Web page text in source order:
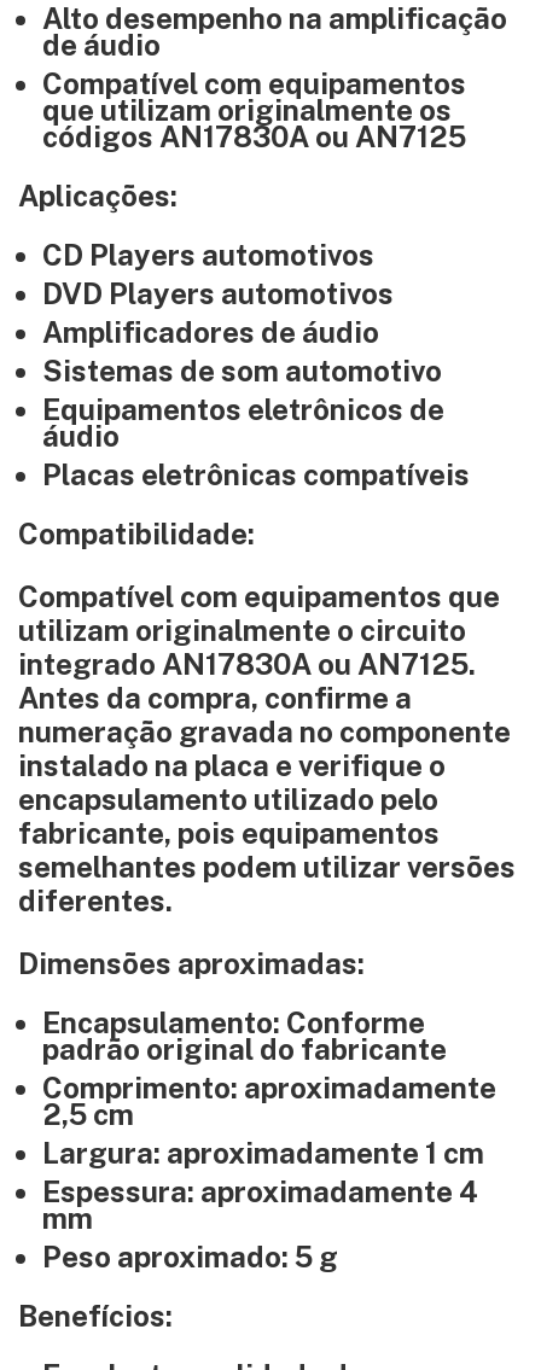
Alto desempenho na amplificação
de áudio
Compatível com equipamentos
que utilizam originalmente os
códigos AN17830A ou AN7125
Aplicações:
CD Players automotivos
DVD Players automotivos
Amplificadores de áudio
Sistemas de som automotivo
Equipamentos eletrônicos de
áudio
Placas eletrônicas compatíveis
Compatibilidade:
Compatível com equipamentos que
utilizam originalmente o circuito
integrado AN17830A ou AN7125.
Antes da compra, confirme a
numeração gravada no componente
instalado na placa e verifique o
encapsulamento utilizado pelo
fabricante, pois equipamentos
semelhantes podem utilizar versões
diferentes.
Dimensões aproximadas:
Encapsulamento: Conforme
padrão original do fabricante
Comprimento: aproximadamente
2,5 cm
Largura: aproximadamente 1 cm
Espessura: aproximadamente 4
mm
Peso aproximado: 5 g
Benefícios: